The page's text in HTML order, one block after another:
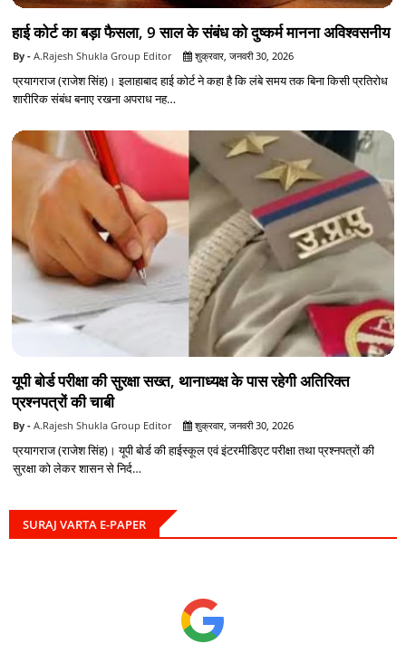
हाई कोर्ट का बड़ा फैसला, 9 साल के संबंध को दुष्कर्म मानना अविश्वसनीय
A.Rajesh Shukla Group Editor शुक्रवार, जनवरी 30, 2026
प्रयागराज (राजेश सिंह)। इलाहाबाद हाई कोर्ट ने कहा है कि लंबे समय तक बिना किसी प्रतिरोध
शारीरिक संबंध बनाए रखना अपराध नह…
यूपी बोर्ड परीक्षा की सुरक्षा सख्त, थानाध्यक्ष के पास रहेगी अतिरिक्त
प्रश्नपत्रों की चाबी
A.Rajesh Shukla Group Editor शुक्रवार, जनवरी 30, 2026
प्रयागराज (राजेश सिंह)। यूपी बोर्ड की हाईस्कूल एवं इंटरमीडिएट परीक्षा तथा प्रश्नपत्रों की
सुरक्षा को लेकर शासन से निर्द…
SURAJ VARTA E-PAPER